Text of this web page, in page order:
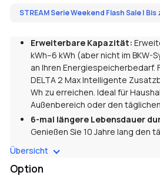
STREAM Serie Weekend Flash Sale | Bis
Erweiterbare Kapazität:
kWh–6 kWh (aber nicht im BKW-
an Ihren Energiespeicherbedarf.
DELTA 2 Max Intelligente
Wh zu erreichen. Ideal für
Außenbereich oder den
6-mal längere Lebensdauer
Genießen Sie 10 Jahre lang den
Das ist der LFP-Batteriechemie
Zyklen ermöglicht.
Übersicht
Option